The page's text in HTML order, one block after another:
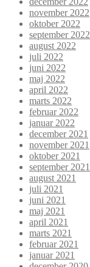
november 2022
oktober 2022
september 2022
august 2022
juli 2022
juni 2022
maj 2022
april 2022
marts 2022
februar 2022
januar 2022
december 2021
november 2021
oktober 2021
september 2021
august 2021
juli 2021
juni 2021
maj 2021
april 2021
marts 2021
februar 2021
januar 2021